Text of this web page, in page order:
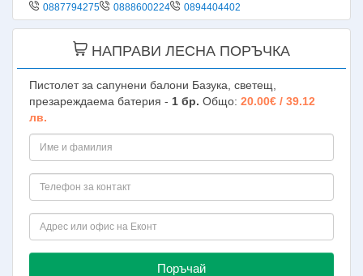
0887794275 0888600224 0894404402
НАПРАВИ ЛЕСНА ПОРЪЧКА
Пистолет за сапунени балони Базука, светещ,
презареждаема батерия - 1 бр. Общо: 20.00€ / 39.12
лв.
Поръчай